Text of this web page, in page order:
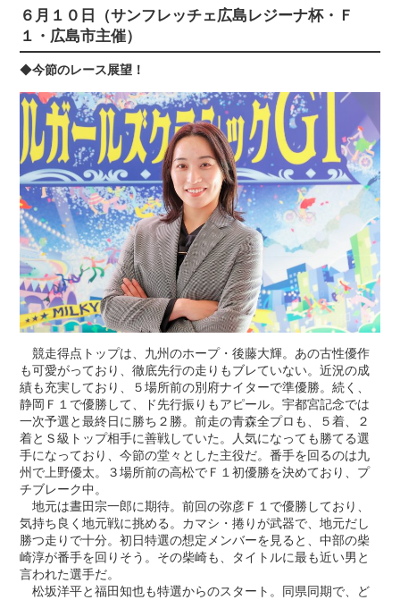
６月１０日（サンフレッチェ広島レジーナ杯・Ｆ
１・広島市主催）
◆今節のレース展望！
競走得点トップは、九州のホープ・後藤大輝。あの古性優作
も可愛がっており、徹底先行の走りもブレていない。近況の成
績も充実しており、５場所前の別府ナイターで準優勝。続く、
静岡Ｆ１で優勝して、ド先行振りもアピール。宇都宮記念では
一次予選と最終日に勝ち２勝。前走の青森全プロも、５着、２
着とＳ級トップ相手に善戦していた。人気になっても勝てる選
手になっており、今節の堂々とした主役だ。番手を回るのは九
州で上野優太。３場所前の高松でＦ１初優勝を決めており、プ
チブレーク中。
地元は晝田宗一郎に期待。前回の弥彦Ｆ１で優勝しており、
気持ち良く地元戦に挑める。カマシ・捲りが武器で、地元だし
勝つ走りで十分。初日特選の想定メンバーを見ると、中部の柴
崎淳が番手を回りそう。その柴崎も、タイトルに最も近い男と
言われた選手だ。
松坂洋平と福田知也も特選からのスタート。同県同期で、ど